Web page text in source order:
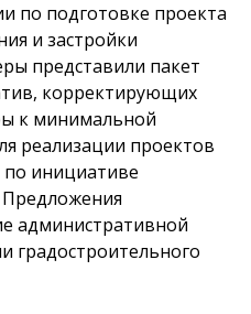
по подготовке проекта
и застройки
представили пакет
корректирующих
к минимальной
реализации проектов
по инициативе
Предложения
административной
градостроительного